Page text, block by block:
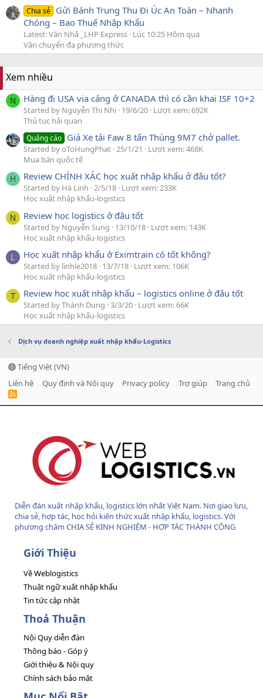
Chia sẻ Gửi Bánh Trung Thu Đi Úc An Toàn – Nhanh
Chóng – Bao Thuế Nhập Khẩu
Latest: Văn Nhã _LHP Express Lúc 10:25 Hôm qua
Vận chuyển đa phương thức
Xem nhiều
N Hàng đi USA via cảng ở CANADA thì có cần khai ISF 10+2
Started by Nguyễn Thị Nhi 19/6/20 Lượt xem: 692K
Thủ tục hải quan
Quảng cáo Giá Xe tải Faw 8 tấn Thùng 9M7 chở pallet.
Started by oToHungPhat 25/1/21
Lượt xem: 468K
Mua bán quốc tế
H Review CHÍNH XÁC học xuất nhập khẩu ở đâu tốt?
Started by Hà Linh 2/5/18 Lượt xem: 233K
Học xuất nhập khẩu-logistics
N Review học logistics ở đâu tốt
Started by Nguyễn Sung 13/10/18 Lượt xem: 143K
Học xuất nhập khẩu-logistics
L Học xuất nhập khẩu ở Eximtrain có tốt không?
Started by linhle2018 13/7/18 Lượt xem: 106K
Học xuất nhập khẩu-logistics
T Review học xuất nhập khẩu – logistics online ở đâu tốt
Started by Thành Dung 3/3/20 Lượt xem: 66K
Học xuất nhập khẩu-logistics
Dịch vụ doanh nghiệp xuất nhập khẩu-Logistics
Tiếng Việt (VN)
Liên hệ
Quy định và Nội quy Privacy policy Trợ giúp Trang chủ
R
Diễn đàn xuất nhập khẩu, logistics lớn nhất Việt Nam. Nơi giao lưu,
chia sẻ, hợp tác, học hỏi kiến thức xuất nhập khẩu, logistics. Với
phương châm CHIA SẺ KINH NGHIỆM - HỢP TÁC THÀNH CÔNG
Giới Thiệu
Về Weblogistics
Thuật ngữ xuất nhập khẩu
Tin tức cập nhật
Thoả Thuận
Nội Quy diễn đàn
Thông báo - Góp ý
Giới thiệu & Nội quy
Chính sách bảo mật